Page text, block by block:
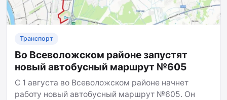
Транспорт
Во Всеволожском районе запустят
новый автобусный маршрут №605
С 1 августа во Всеволожском районе начнет
работу новый автобусный маршрут №605. Он